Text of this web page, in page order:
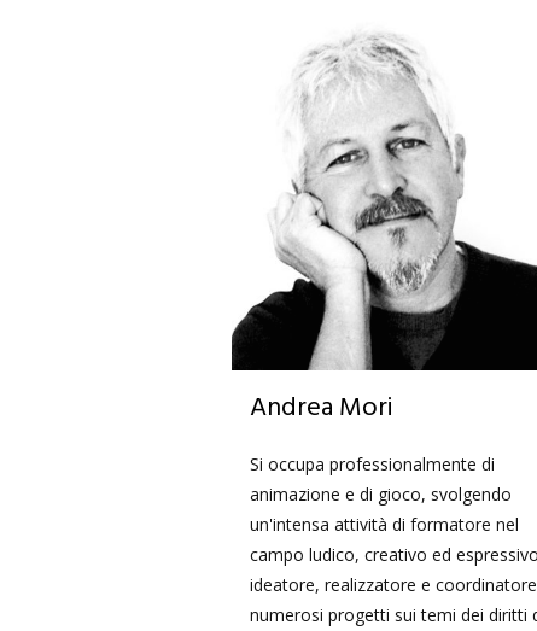
Andrea Mori
Si occupa professionalmente di
animazione e di gioco, svolgendo
un'intensa attività di formatore nel
campo ludico, creativo ed
ideatore, realizzatore e
numerosi progetti sui temi dei diritti